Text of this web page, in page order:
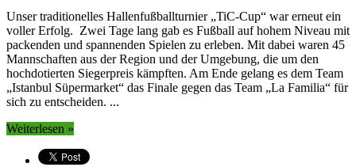
Unser traditionelles Hallenfußballturnier „TiC-Cup“ war erneut ein
voller Erfolg. Zwei Tage lang gab es Fußball auf hohem Niveau mit
packenden und spannenden Spielen zu erleben. Mit dabei waren 45
Mannschaften aus der Region und der Umgebung, die um den
hochdotierten Siegerpreis kämpften. Am Ende gelang es dem Team
„Istanbul Süpermarket“ das Finale gegen das Team „La Familia“ für
sich zu entscheiden. ...
Weiterlesen »